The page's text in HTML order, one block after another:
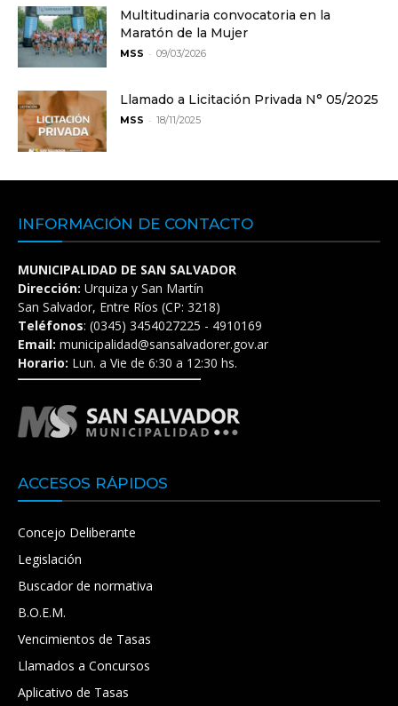
Multitudinaria convocatoria en la
Maratón de la Mujer
MSS - 09/03/2026
Llamado a Licitación Privada N° 05/2025
MSS - 18/11/2025
INFORMACIÓN DE CONTACTO
MUNICIPALIDAD DE SAN SALVADOR
Dirección: Urquiza y San Martín
San Salvador, Entre Ríos (CP: 3218)
Teléfonos: (0345) 3454027225 - 4910169
Email: municipalidad@sansalvadorer.gov.ar
Horario: Lun. a Vie de 6:30 a 12:30 hs.
ACCESOS RÁPIDOS
Concejo Deliberante
Legislación
Buscador de normativa
B.O.E.M.
Vencimientos de Tasas
Llamados a Concursos
Aplicativo de Tasas